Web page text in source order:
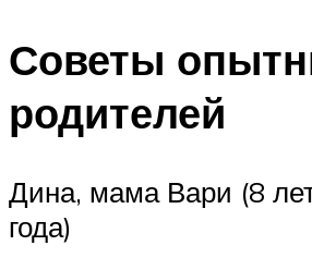
Советы
родителей
Дина, мама Вари (8
года)